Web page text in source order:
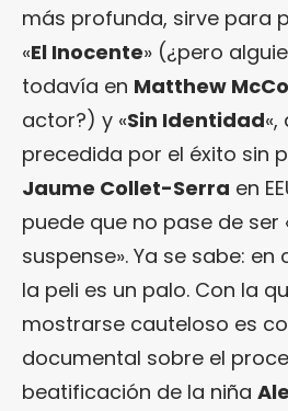
más profunda, sirve para
«El Inocente» (¿pero
todavía en Matthew
actor?) y «Sin Identidad
precedida por el éxito sin
Jaume Collet-Serra en
puede que no pase de ser
suspense». Ya se sabe:
la peli es un palo. Con la
mostrarse cauteloso es
documental sobre el
beatificación de la niña